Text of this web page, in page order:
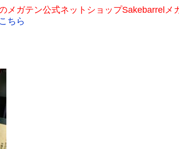
メガテン公式ネットショップSakebarrelメ
ちら